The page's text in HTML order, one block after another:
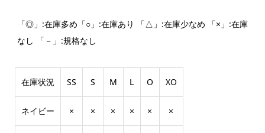
「◎」:在庫多め「○」:在庫あり 「△」:在庫少なめ 「×」:在庫
なし 「－」:規格なし
在庫状況 SS S M L O XO
ネイビー × × × × × ×